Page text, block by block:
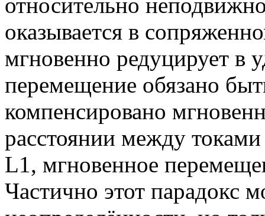
оказывается в
мгновенно редуцирует в
перемещение обязано
компенсировано
расстоянии между
L1, мгновенное
Частично этот парадокс